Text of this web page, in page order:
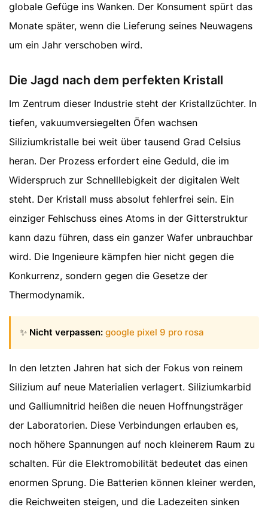
globale Gefüge ins Wanken. Der Konsument spürt das
Monate später, wenn die Lieferung seines Neuwagens
um ein Jahr verschoben wird.
Die Jagd nach dem perfekten Kristall
Im Zentrum dieser Industrie steht der Kristallzüchter. In
tiefen, vakuumversiegelten Öfen wachsen
Siliziumkristalle bei weit über tausend Grad Celsius
heran. Der Prozess erfordert eine Geduld, die im
Widerspruch zur Schnelllebigkeit der digitalen Welt
steht. Der Kristall muss absolut fehlerfrei sein. Ein
einziger Fehlschuss eines Atoms in der Gitterstruktur
kann dazu führen, dass ein ganzer Wafer unbrauchbar
wird. Die Ingenieure kämpfen hier nicht gegen die
Konkurrenz, sondern gegen die Gesetze der
Thermodynamik.
✨ Nicht verpassen: google pixel 9 pro rosa
In den letzten Jahren hat sich der Fokus von reinem
Silizium auf neue Materialien verlagert. Siliziumkarbid
und Galliumnitrid heißen die neuen Hoffnungsträger
der Laboratorien. Diese Verbindungen erlauben es,
noch höhere Spannungen auf noch kleinerem Raum zu
schalten. Für die Elektromobilität bedeutet das einen
enormen Sprung. Die Batterien können kleiner werden,
die Reichweiten steigen, und die Ladezeiten sinken